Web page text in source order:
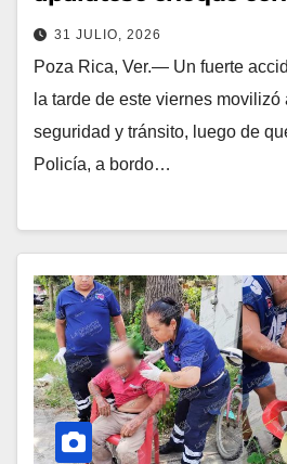
31 JULIO, 2026
Poza Rica, Ver.— Un fuerte
la tarde de este viernes
seguridad y tránsito, luego de
Policía, a bordo…